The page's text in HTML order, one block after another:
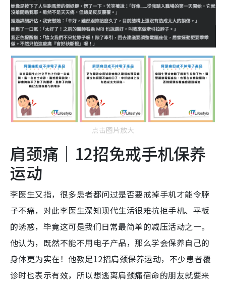
点击图片放大
肩颈痛｜12招免戒手机保养
运动
李医生又指，很多患者都问过是否要戒掉手机才能令脖
子不痛，对此李医生深知现代生活很难抗拒手机、平板
的诱惑，毕竟这可是我们日常最简单的减压活动之一。
他认为，既然不能不用电子产品，那么学会保养自己的
身体更为实在！他教足12招肩颈保养运动，不少患者覆
诊时也表示有效，所以想逃离肩颈痛宿命的朋友就要来